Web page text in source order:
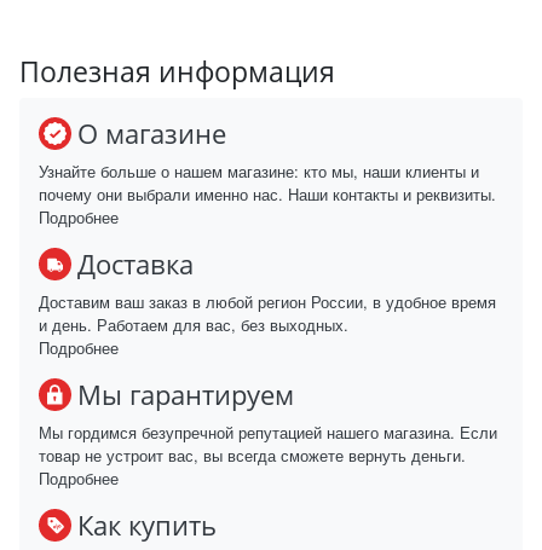
Полезная информация
О магазине
Узнайте больше о нашем магазине: кто мы, наши клиенты и
почему они выбрали именно нас. Наши контакты и реквизиты.
Подробнее
Доставка
Доставим ваш заказ в любой регион России, в удобное время
и день. Работаем для вас, без выходных.
Подробнее
Мы гарантируем
Мы гордимся безупречной репутацией нашего магазина. Если
товар не устроит вас, вы всегда сможете вернуть деньги.
Подробнее
Как купить